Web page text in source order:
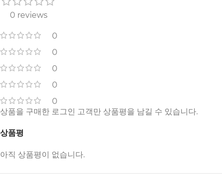
0 reviews
0
0
0
0
0
상품평
아직 상품평이 없습니다.
상품을 구매한 로그인 고객만 상품평을 남길 수 있습니다.